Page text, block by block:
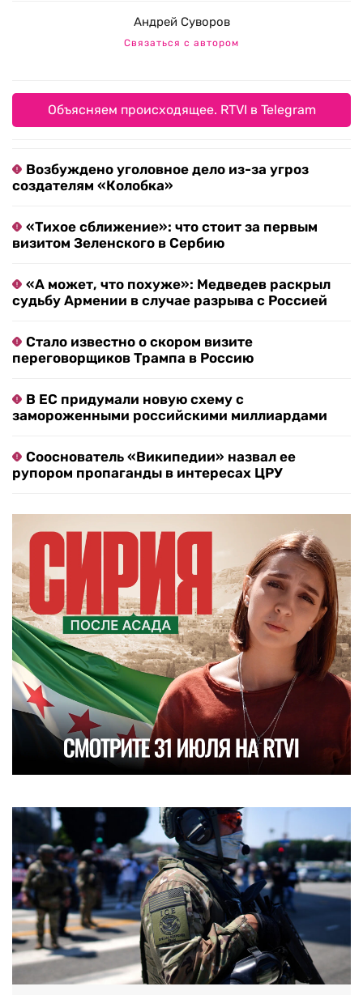
Андрей Суворов
Связаться с автором
Объясняем происходящее. RTVI в Telegram
Возбуждено уголовное дело из-за угроз
создателям «Колобка»
«Тихое сближение»: что стоит за первым
визитом Зеленского в Сербию
«А может, что похуже»: Медведев раскрыл
судьбу Армении в случае разрыва с Россией
Стало известно о скором визите
переговорщиков Трампа в Россию
В ЕС придумали новую схему с
замороженными российскими миллиардами
Сооснователь «Википедии» назвал ее
рупором пропаганды в интересах ЦРУ